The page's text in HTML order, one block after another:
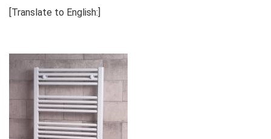
[Translate to English:]